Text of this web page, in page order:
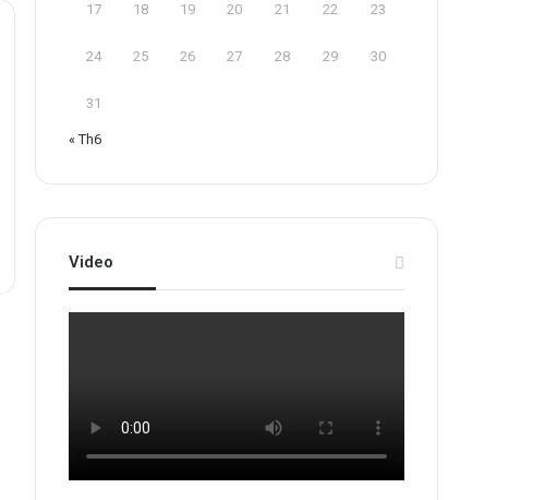
17 18 19 20 21 22 23
24 25 26 27 28 29 30
31
« Th6
Video